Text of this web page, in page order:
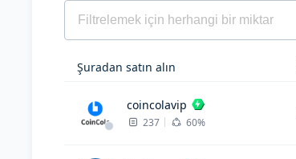
Şuradan satın alın
coincolavip
237 60%